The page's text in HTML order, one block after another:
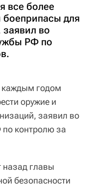
все более
для
во
РФ по
каждым годом
оружие и
заявил во
контролю за
назад главы
безопасности